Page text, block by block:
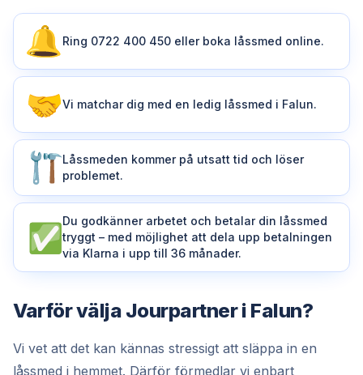
Ring 0722 400 450 eller boka låssmed online.
Vi matchar dig med en ledig låssmed i Falun.
Låssmeden kommer på utsatt tid och löser
problemet.
Du godkänner arbetet och betalar din låssmed
tryggt – med möjlighet att dela upp betalningen
via Klarna i upp till 36 månader.
Varför välja Jourpartner i Falun?
Vi vet att det kan kännas stressigt att släppa in en
låssmed i hemmet. Därför förmedlar vi enbart